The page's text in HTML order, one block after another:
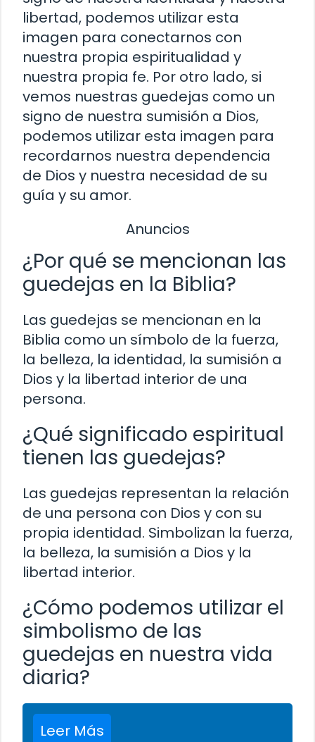
libertad, podemos utilizar esta
imagen para conectarnos con
nuestra propia espiritualidad y
nuestra propia fe. Por otro lado, si
vemos nuestras guedejas como un
signo de nuestra sumisión a Dios,
podemos utilizar esta imagen para
recordarnos nuestra dependencia
de Dios y nuestra necesidad de su
guía y su amor.
Anuncios
¿Por qué se mencionan las
guedejas en la Biblia?
Las guedejas se mencionan en la
Biblia como un símbolo de la fuerza,
la belleza, la identidad, la sumisión a
Dios y la libertad interior de una
persona.
¿Qué significado espiritual
tienen las guedejas?
Las guedejas representan la relación
de una persona con Dios y con su
propia identidad. Simbolizan la fuerza,
la belleza, la sumisión a Dios y la
libertad interior.
¿Cómo podemos utilizar el
simbolismo de las
guedejas en nuestra vida
diaria?
Leer Más